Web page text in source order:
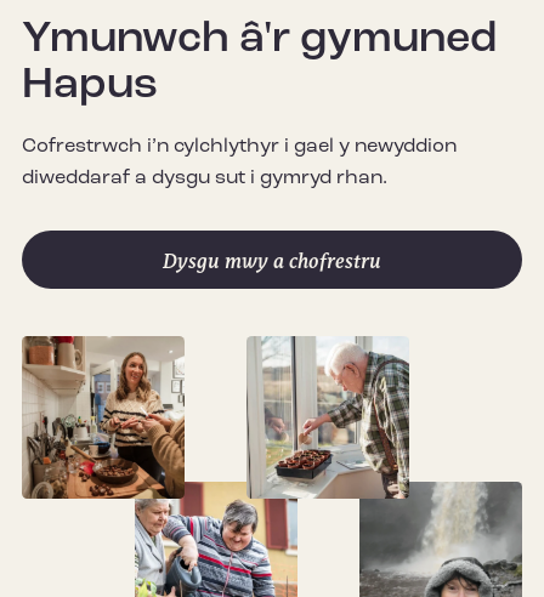
Ymunwch â'r gymuned
Hapus
Cofrestrwch i’n cylchlythyr i gael y newyddion
diweddaraf a dysgu sut i gymryd rhan.
Dysgu mwy a chofrestru